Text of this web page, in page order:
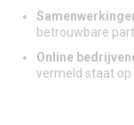
betrouwbare
Online
vermeld staat op